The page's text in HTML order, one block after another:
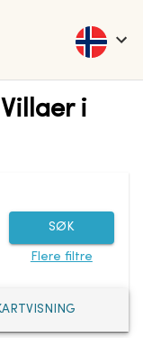
i
SØK
Flere filtre